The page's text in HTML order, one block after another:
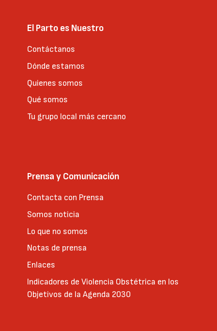
El Parto es Nuestro
Contáctanos
Dónde estamos
Quienes somos
Qué somos
Tu grupo local más cercano
Prensa y Comunicación
Contacta con Prensa
Somos noticia
Lo que no somos
Notas de prensa
Enlaces
Indicadores de Violencia Obstétrica en los
Objetivos de la Agenda 2030